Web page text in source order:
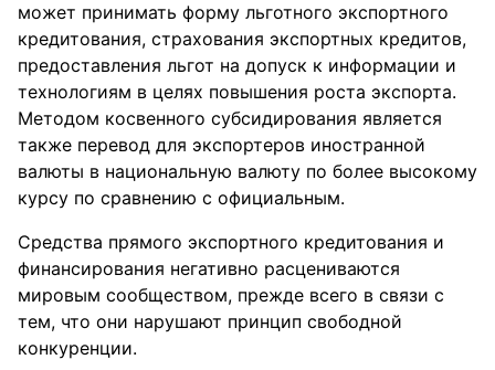
может принимать форму льготного экспортного
кредитования, страхования экспортных кредитов,
предоставления льгот на допуск к информации и
технологиям в целях повышения роста экспорта.
Методом косвенного субсидирования является
также перевод для экспортеров иностранной
валюты в национальную валюту по более высокому
курсу по сравнению с официальным.
Средства прямого экспортного кредитования и
финансирования негативно расцениваются
мировым сообществом, прежде всего в связи с
тем, что они нарушают принцип свободной
конкуренции.